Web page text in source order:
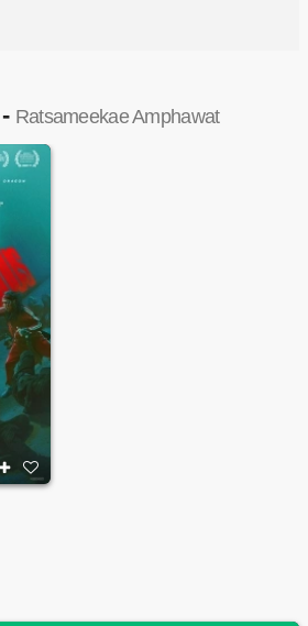
Ratsameekae Amphawat